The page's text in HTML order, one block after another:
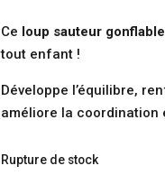
Ce loup sauteur gonflable
tout enfant !
Développe l’équilibre,
améliore la coordination
Rupture de stock